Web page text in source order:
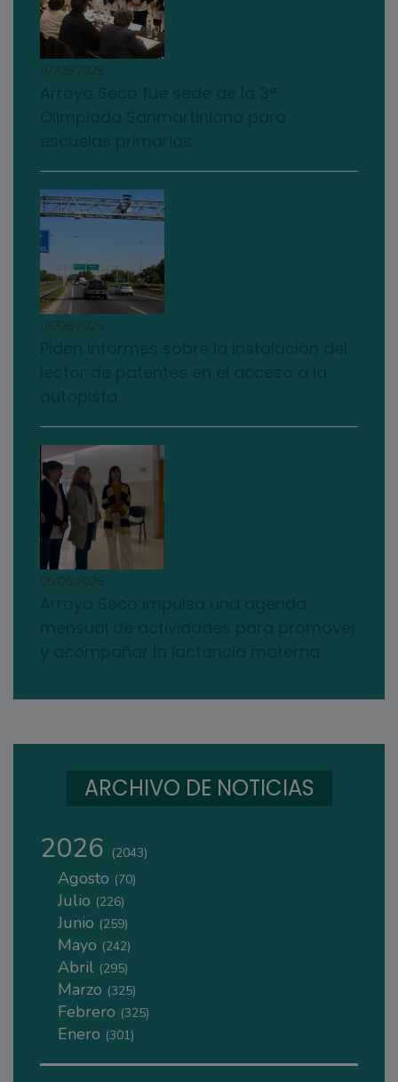
07/08/2026
05/08/2026
05/08/2026
ARCHIVO DE NOTICIAS
2026 (2043)
Agosto (70)
Julio (226)
Junio (259)
Mayo (242)
Abril (295)
Marzo (325)
Febrero (325)
Enero (301)